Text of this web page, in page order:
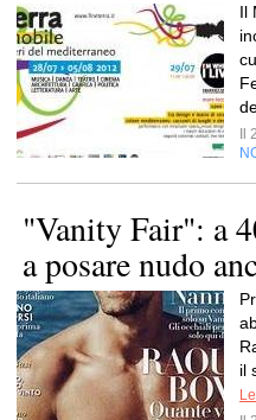
Il
"Vanity Fair": a
a posare nudo
il